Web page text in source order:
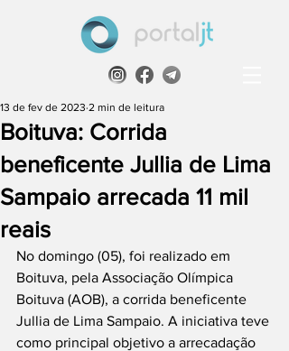
Boituva: Corrida
beneficente Jullia de Lima
Sampaio arrecada 11 mil
reais
13 de fev de 2023 2 min de leitura
No domingo (05), foi realizado em
Boituva, pela Associação Olímpica
Boituva (AOB), a corrida beneficente
Jullia de Lima Sampaio. A iniciativa teve
como principal objetivo a arrecadação